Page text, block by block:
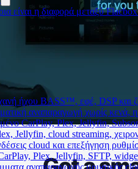
είναι η διαφορά μεταξύ
ήχου BASS™, εφέ, DSP και
αναπαραγωγή χωρίς κενά,
CarPlay, Plex, Jellyfin,
Jellyfin, cloud streaming,
cloud και επεξήγηση
Plex, Jellyfin, SFTP,
αναπαραγωγής μουσικής